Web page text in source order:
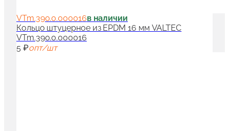
VTm.390.0.000016в наличии
Кольцо штуцерное из EPDM 16 мм VALTEC
VTm.390.0.000016
5 ₽опт/шт